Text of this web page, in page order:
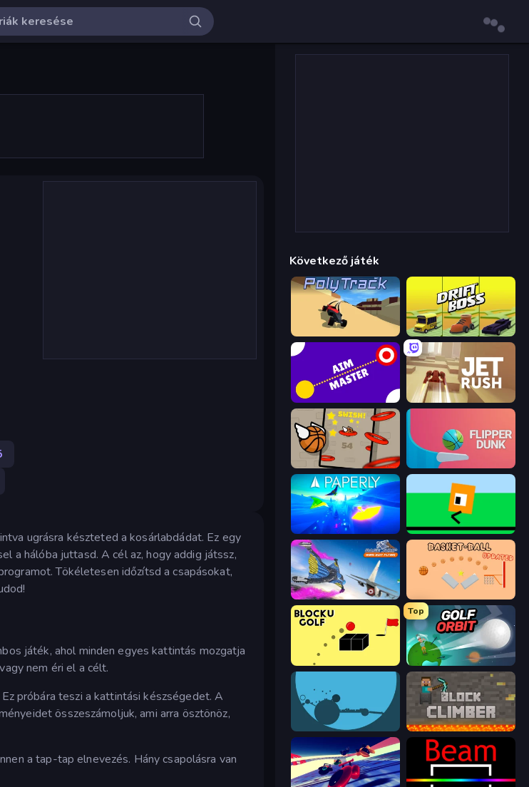
ugrásra készteted a kosárlabdádat. Ez egy
a hálóba juttasd. A cél az, hogy addig játssz,
Tökéletesen időzítsd a csapásokat,
játék, ahol minden egyes kattintás mozgatja
nem éri el a célt.
próbára teszi a kattintási készségedet. A
összeszámoljuk, ami arra ösztönöz,
a tap-tap elnevezés. Hány csapolásra van
Következő játék
Drift Boss
Aim Master Jet Rush
Flappy Dunk Flipper Dunk 3D
Paperly: Paper Plane Adventure Oh, flip!
Base Jump Wing Suit Flying
Bounce Blocku Golf
Top
Golf Orbit
circloO Block Climber